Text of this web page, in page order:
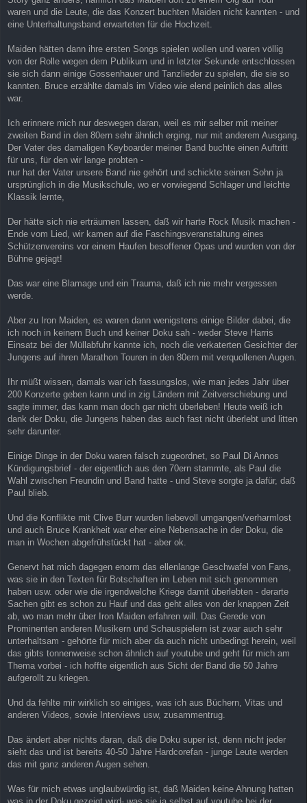
waren und die Leute, die das Konzert buchten Maiden nicht kannten - und
eine Unterhaltungsband erwarteten für die Hochzeit.
Maiden hätten dann ihre ersten Songs spielen wollen und waren völlig
von der Rolle wegen dem Publikum und in letzter Sekunde entschlossen
sie sich dann einige Gossenhauer und Tanzlieder zu spielen, die sie so
kannten. Bruce erzählte damals im Video wie elend peinlich das alles
war.
Ich erinnere mich nur deswegen daran, weil es mir selber mit meiner
zweiten Band in den 80ern sehr ähnlich erging, nur mit anderem Ausgang.
Der Vater des damaligen Keyboarder meiner Band buchte einen Auftritt
für uns, für den wir lange probten -
nur hat der Vater unsere Band nie gehört und schickte seinen Sohn ja
ursprünglich in die Musikschule, wo er vorwiegend Schlager und leichte
Klassik lernte,
Der hätte sich nie erträumen lassen, daß wir harte Rock Musik machen -
Ende vom Lied, wir kamen auf die Faschingsveranstaltung eines
Schützenvereins vor einem Haufen besoffener Opas und wurden von der
Bühne gejagt!
Das war eine Blamage und ein Trauma, daß ich nie mehr vergessen
werde.
Aber zu Iron Maiden, es waren dann wenigstens einige Bilder dabei, die
ich noch in keinem Buch und keiner Doku sah - weder Steve Harris
Einsatz bei der Müllabfuhr kannte ich, noch die verkaterten Gesichter der
Jungens auf ihren Marathon Touren in den 80ern mit verquollenen Augen.
Ihr müßt wissen, damals war ich fassungslos, wie man jedes Jahr über
200 Konzerte geben kann und in zig Ländern mit Zeitverschiebung und
sagte immer, das kann man doch gar nicht überleben! Heute weiß ich
dank der Doku, die Jungens haben das auch fast nicht überlebt und litten
sehr darunter.
Einige Dinge in der Doku waren falsch zugeordnet, so Paul Di Annos
Kündigungsbrief - der eigentlich aus den 70ern stammte, als Paul die
Wahl zwischen Freundin und Band hatte - und Steve sorgte ja dafür, daß
Paul blieb.
Und die Konflikte mit Clive Burr wurden liebevoll umgangen/verharmlost
und auch Bruce Krankheit war eher eine Nebensache in der Doku, die
man in Wochen abgefrühstückt hat - aber ok.
Genervt hat mich dagegen enorm das ellenlange Geschwafel von Fans,
was sie in den Texten für Botschaften im Leben mit sich genommen
haben usw. oder wie die irgendwelche Kriege damit überlebten - derarte
Sachen gibt es schon zu Hauf und das geht alles von der knappen Zeit
ab, wo man mehr über Iron Maiden erfahren will. Das Gerede von
Prominenten anderen Musikern und Schauspielern ist zwar auch sehr
unterhaltsam - gehörte für mich aber da auch nicht unbedingt herein, weil
das gibts tonnenweise schon ähnlich auf youtube und geht für mich am
Thema vorbei - ich hoffte eigentlich aus Sicht der Band die 50 Jahre
aufgerollt zu kriegen.
Und da fehlte mir wirklich so einiges, was ich aus Büchern, Vitas und
anderen Videos, sowie Interviews usw, zusammentrug.
Das ändert aber nichts daran, daß die Doku super ist, denn nicht jeder
sieht das und ist bereits 40-50 Jahre Hardcorefan - junge Leute werden
das mit ganz anderen Augen sehen.
Was für mich etwas unglaubwürdig ist, daß Maiden keine Ahnung hatten